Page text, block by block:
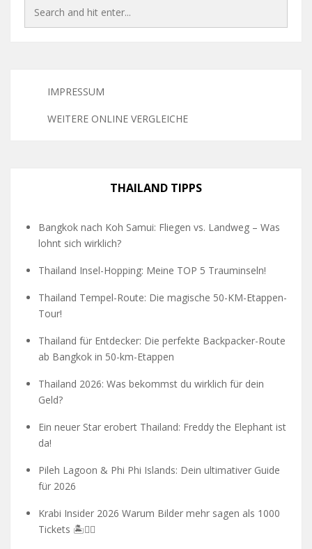
IMPRESSUM
WEITERE ONLINE VERGLEICHE
THAILAND TIPPS
Bangkok nach Koh Samui: Fliegen vs. Landweg – Was
lohnt sich wirklich?
Thailand Insel-Hopping: Meine TOP 5 Trauminseln!
Thailand Tempel-Route: Die magische 50-KM-Etappen-
Tour!
Thailand für Entdecker: Die perfekte Backpacker-Route
ab Bangkok in 50-km-Etappen
Thailand 2026: Was bekommst du wirklich für dein
Geld?
Ein neuer Star erobert Thailand: Freddy the Elephant ist
da!
Pileh Lagoon & Phi Phi Islands: Dein ultimativer Guide
für 2026
Krabi Insider 2026 Warum Bilder mehr sagen als 1000
Tickets 🏝️🧗‍♂️